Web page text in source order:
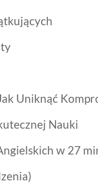
Uniknąć
Nauki
w 27